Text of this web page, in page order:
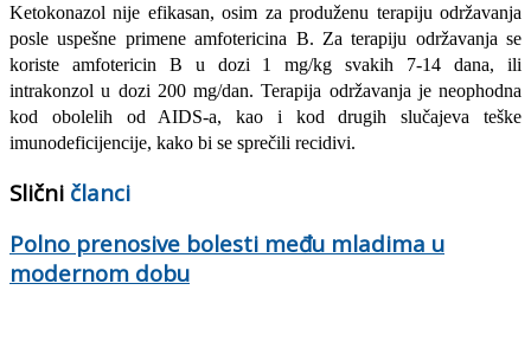
Ketokonazol nije efikasan, osim za produženu terapiju održavanja
posle uspešne primene amfotericina B. Za terapiju održavanja se
koriste amfotericin B u dozi 1 mg/kg svakih 7-14 dana, ili
intrakonzol u dozi 200 mg/dan. Terapija održavanja je neophodna
kod obolelih od AIDS-a, kao i kod drugih slučajeva teške
imunodeficijencije, kako bi se sprečili recidivi.
Slični članci
Polno prenosive bolesti među mladima u
modernom dobu